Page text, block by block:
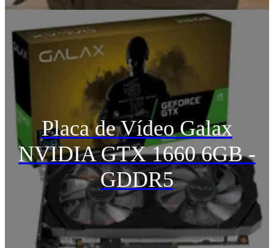
Placa de Vídeo Galax
NVIDIA GTX 1660 6GB -
GDDR5